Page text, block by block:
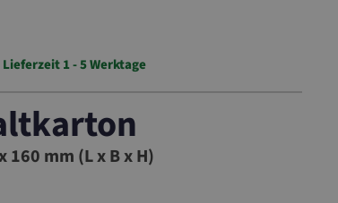
1 - 5 Werktage
160 mm (L x B x H)